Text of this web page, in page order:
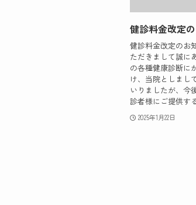
健診料金改定
健診料金改定のお
ただきまして誠に
の各種健康診断に
け、当院としまし
いりましたが、今
診者様にご提供す
2025年1月22日